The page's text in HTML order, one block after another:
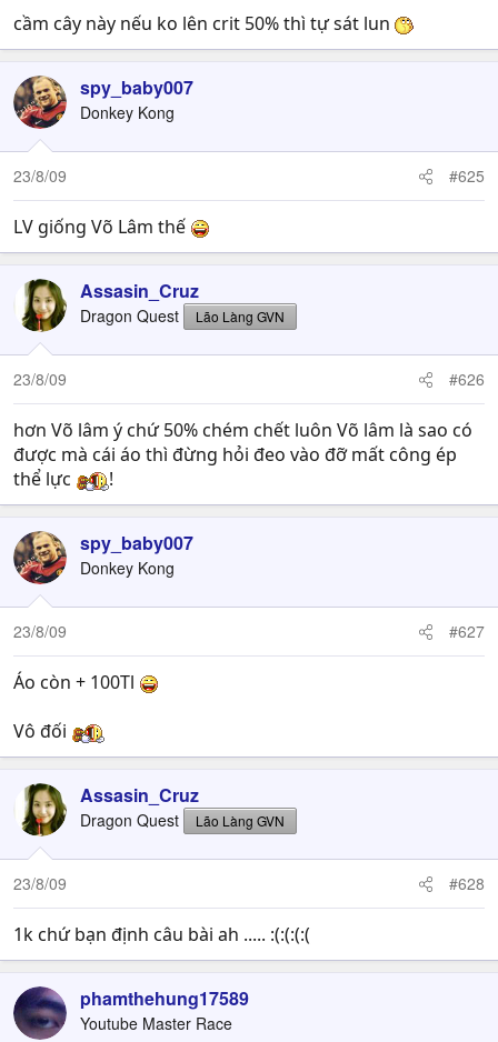
cầm cây này nếu ko lên crit 50% thì tự sát lun
spy_baby007
Donkey Kong
23/8/09 #625
LV giống Võ Lâm thế
Assasin_Cruz
Dragon Quest Lão Làng GVN
23/8/09 #626
hơn Võ lâm ý chứ 50% chém chết luôn Võ lâm là sao có
được mà cái áo thì đừng hỏi đeo vào đỡ mất công ép
thể lực
!
spy_baby007
Donkey Kong
23/8/09 #627
Áo còn + 100Tl
Vô đối
Assasin_Cruz
Dragon Quest Lão Làng GVN
23/8/09 #628
1k chứ bạn định câu bài ah ..... :(:(:(:(
phamthehung17589
Youtube Master Race